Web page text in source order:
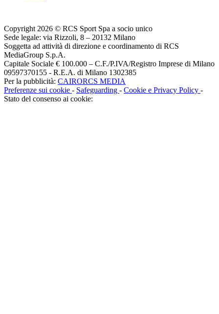
Copyright 2026 © RCS Sport Spa a socio unico
Sede legale: via Rizzoli, 8 – 20132 Milano
Soggetta ad attività di direzione e coordinamento di RCS
MediaGroup S.p.A.
Capitale Sociale € 100.000 – C.F./P.IVA/Registro Imprese di Milano
09597370155 - R.E.A. di Milano 1302385
Per la pubblicità: CAIRORCS MEDIA
Preferenze sui cookie - Safeguarding - Cookie e Privacy Policy -
Stato del consenso ai cookie: